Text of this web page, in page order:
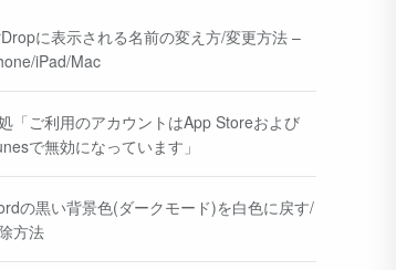
に表示される名前の変え方/変更方法 –
iPad/Mac
「ご利用のアカウントはApp Storeおよび
で無効になっています」
の黒い背景色(ダークモード)を白色に戻す/
方法